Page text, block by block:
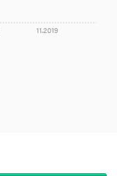
11.2019